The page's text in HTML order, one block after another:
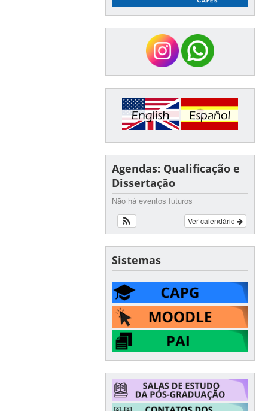
Agendas: Qualificação e
Dissertação
Não há eventos futuros
Ver calendário
Sistemas